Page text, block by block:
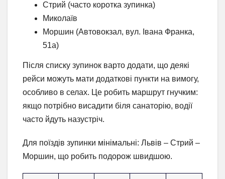
Стрий (часто коротка зупинка)
Миколаїв
Моршин (Автовокзал, вул. Івана Франка,
51а)
Після списку зупинок варто додати, що деякі
рейси можуть мати додаткові пункти на вимогу,
особливо в селах. Це робить маршрут гнучким:
якщо потрібно висадити біля санаторію, водії
часто йдуть назустріч.
Для поїздів зупинки мінімальні: Львів – Стрий –
Моршин, що робить подорож швидшою.